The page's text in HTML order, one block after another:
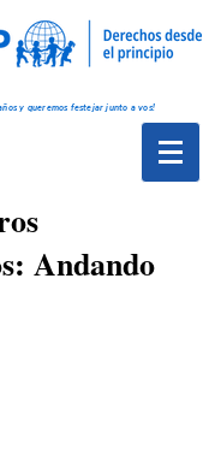
y queremos festejar junto a vos!
Andando